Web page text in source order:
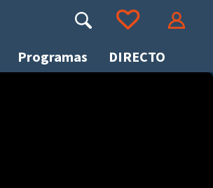
Programas DIRECTO
Buscar Ir a tus favoritos